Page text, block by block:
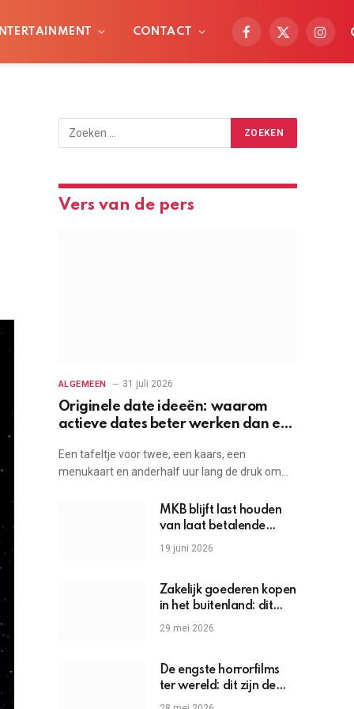
CONTACT
Facebook
X
Vers van de pers
ALGEMEEN 31 juli 2026
Originele date ideeën: waarom
actieve dates beter werken dan een
Een tafeltje voor twee, een kaars, een
menukaart en anderhalf uur lang de druk om…
MKB blijft last houden
van laat betalende
grote bedrijven
19 juni 2026
Zakelijk goederen kopen
in het buitenland: dit
moet je weten
29 mei 2026
De engste horrorfilms
ter wereld: dit zijn de
griezels die je hartslag